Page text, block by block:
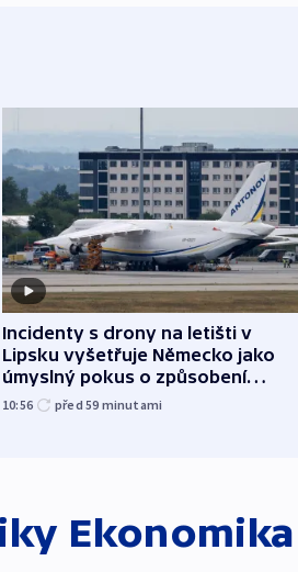
Incidenty s drony na letišti v
Lipsku vyšetřuje Německo jako
úmyslný pokus o způsobení
exploze
10:56 před 59 minutami
Ekonomika